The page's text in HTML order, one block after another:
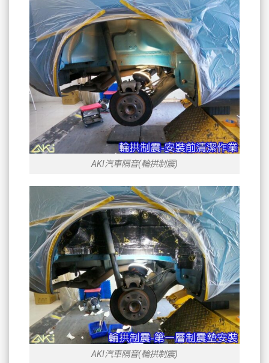
AKI汽車隔音(輪拱制震)
AKI汽車隔音(輪拱制震)